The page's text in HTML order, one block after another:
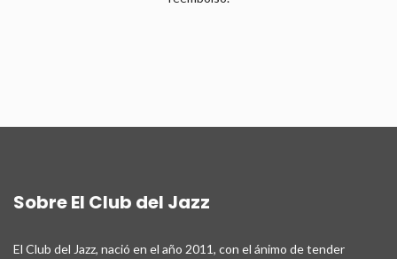
Sobre El Club del Jazz
El Club del Jazz, nació en el año 2011, con el ánimo de tender